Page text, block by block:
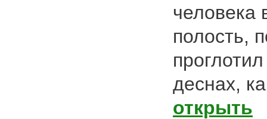
человека
полость,
деснах,
открыть